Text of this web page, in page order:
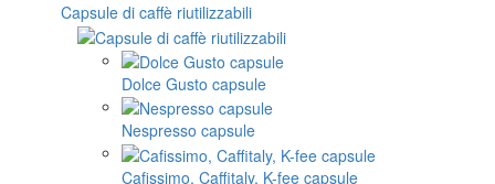
Capsule di caffè riutilizzabili
Dolce Gusto capsule
Nespresso capsule
Cafissimo, Caffitaly, K-fee capsule